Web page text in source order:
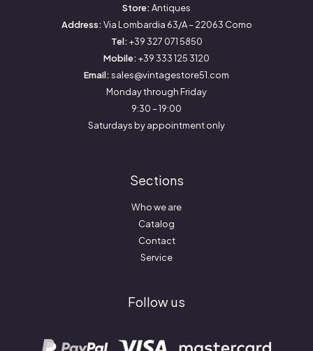
Store:Antiques
Address:Via Lombardia 63/A – 22063 Como
Tel:+39 327 071 5850
Mobile:+39 333 125 3120
Email:sales@vintagestore51.com
Monday through Friday
9:30 – 19:00
Saturdays by appointment only
Sections
Who we are
Catalog
Contact
Service
Follow us